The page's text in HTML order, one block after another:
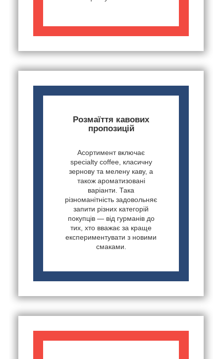
Розмаїття кавових
пропозицій
Асортимент включає
specialty coffee, класичну
зернову та мелену каву, а
також ароматизовані
варіанти. Така
різноманітність задовольняє
запити різних категорій
покупців — від гурманів до
тих, хто вважає за краще
експериментувати з новими
смаками.